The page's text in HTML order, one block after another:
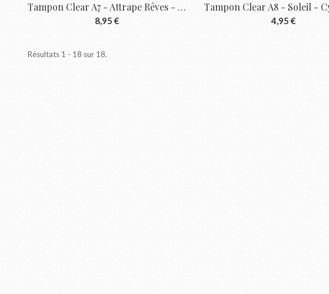
Tampon Clear A7 - Attrape Rêves - Cyclique...
8,95 € 4,95 €
Résultats 1 - 18 sur 18.